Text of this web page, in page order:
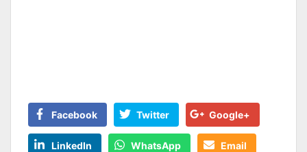
Facebook Twitter Google+
LinkedIn WhatsApp Email